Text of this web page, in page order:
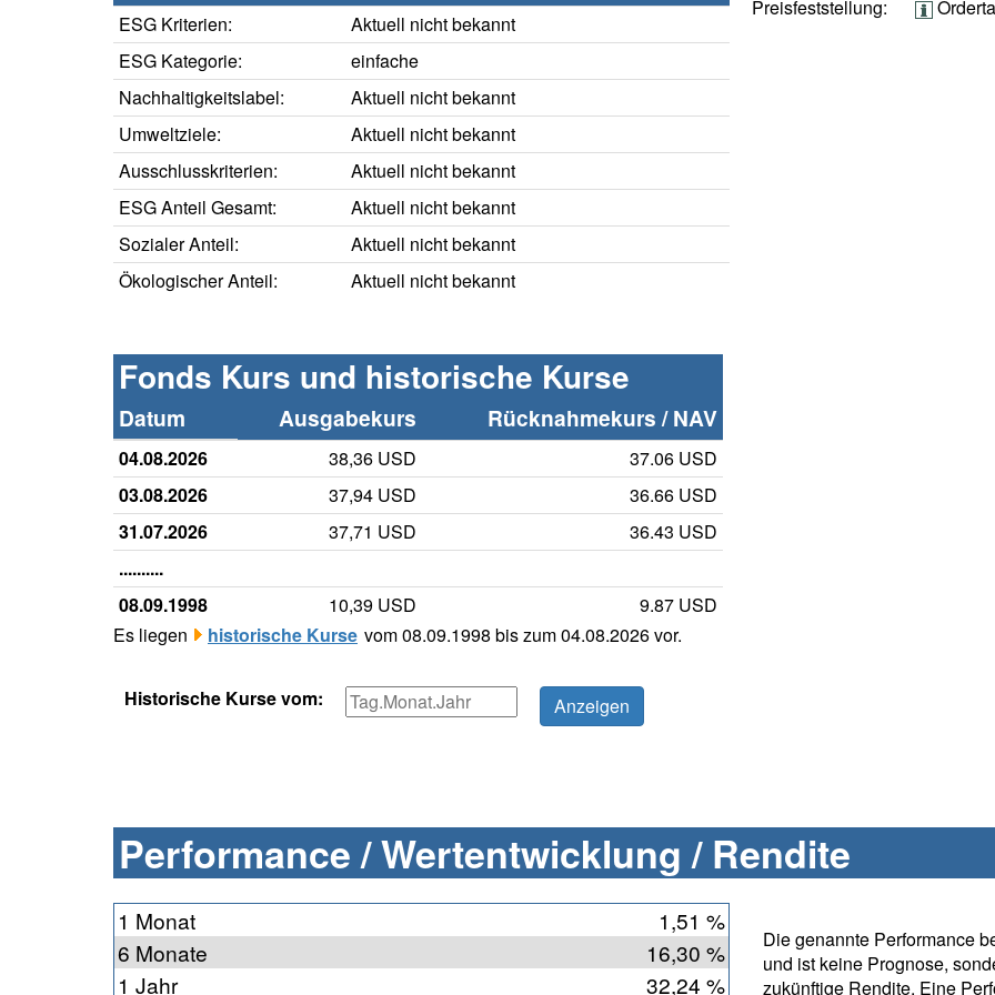
ESG Kriterien:
Aktuell nicht bekannt
ESG Kategorie:
einfache
Nachhaltigkeitslabel:
Aktuell nicht bekannt
Umweltziele:
Aktuell nicht bekannt
Ausschlusskriterien:
Aktuell nicht bekannt
ESG Anteil Gesamt:
Aktuell nicht bekannt
Sozialer Anteil:
Aktuell nicht bekannt
Ökologischer Anteil:
Aktuell nicht bekannt
Fonds Kurs und historische Kurse
Datum Ausgabekurs Rücknahmekurs / NAV
04.08.2026 38,36 USD
37.06 USD
03.08.2026
37,94 USD
36.66 USD
31.07.2026
37,71 USD
36.43 USD
..........
08.09.1998
10,39 USD
9.87 USD
Es liegen
historische Kurse vom 08.09.1998 bis zum 04.08.2026 vor.
Historische Kurse vom:
Preisfeststellung:
Performance / Wertentwicklung / Rendite
1 Monat
1,51 %
6 Monate
16,30 %
1 Jahr
32,24 %
Die genannte Performance
und ist keine Prognose,
zukünftige Rendite. Eine